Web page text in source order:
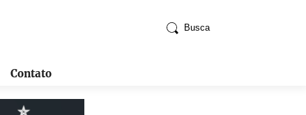
Busca
Contato